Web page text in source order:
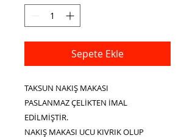
Sepete Ekle
TAKSUN NAKIŞ MAKASI
PASLANMAZ ÇELİKTEN İMAL
EDİLMİŞTİR.
NAKIŞ MAKASI UCU KIVRIK OLUP